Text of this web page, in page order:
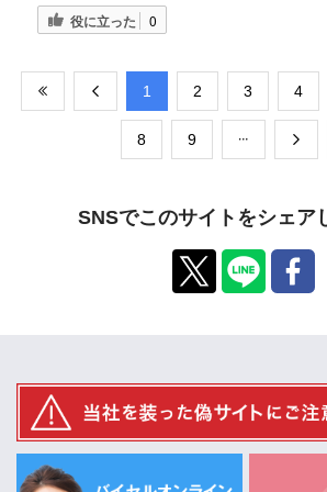
役に立った 0
​1 ​2 ​3 ​4
​8 ​9
SNSでこのサイトをシェア